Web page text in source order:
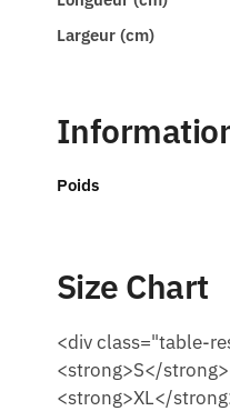
Largeur (cm)
Poids
Size Chart
<div class="table-
<strong>S</
<strong>XL</